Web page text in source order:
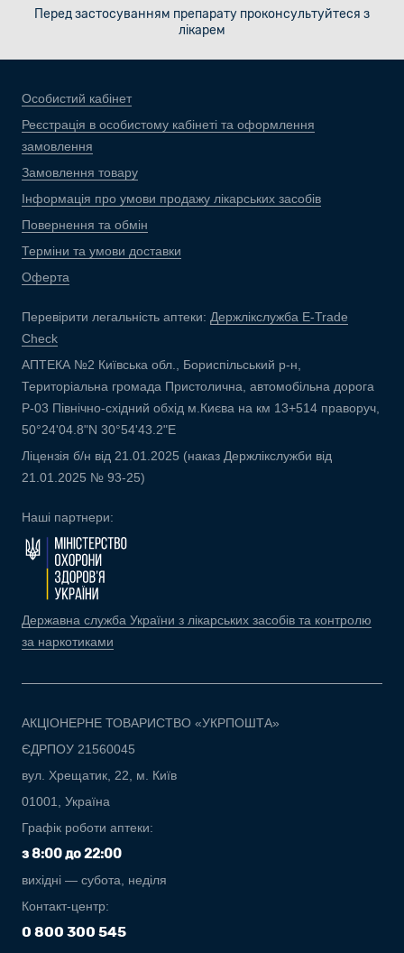
Перед застосуванням препарату проконсультуйтеся з
лікарем
Особистий кабінет
Реєстрація в особистому кабінеті та оформлення
замовлення
Замовлення товару
Інформація про умови продажу лікарських засобів
Повернення та обмін
Терміни та умови доставки
Оферта
Перевірити легальність аптеки: Держлікслужба E-Trade
Check
АПТЕКА №2 Київська обл., Бориспільський р-н,
Територіальна громада Пристолична, автомобільна дорога
Р-03 Північно-східний обхід м.Києва на км 13+514 праворуч,
50°24'04.8"N 30°54'43.2"E
Ліцензія б/н від 21.01.2025 (наказ Держлікслужби від
21.01.2025 № 93-25)
Наші партнери:
Державна служба України з лікарських засобів та контролю
за наркотиками
АКЦІОНЕРНЕ ТОВАРИСТВО «УКРПОШТА»
ЄДРПОУ 21560045
вул. Хрещатик, 22, м. Київ
01001, Україна
Графік роботи аптеки:
з 8:00 до 22:00
вихідні — субота, неділя
Контакт-центр:
0 800 300 545